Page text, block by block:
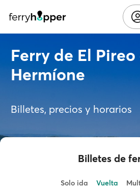
Ferry de El Pireo
Hermíone
Billetes, precios y horarios
Billetes de
Solo ida Vuelta